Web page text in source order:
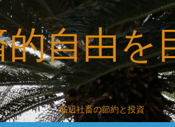
的自由を
底辺社畜の節約と投資